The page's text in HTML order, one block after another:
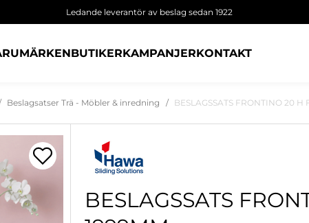
Ledande leverantör av beslag sedan 1922
BUTIKERKAMPANJERKONTAKT
Beslagsatser Trä - Möbler & inredning BESLAGSSATS FRONTINO 20 H
BESLAGSSATS